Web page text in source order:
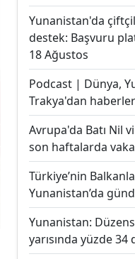
Yunanistan'da
destek: Başvuru
18 Ağustos
Podcast | Dünya,
Trakya'dan haberler
Avrupa'da Batı Nil
son haftalarda
Türkiye’nin
Yunanistan’da
Yunanistan:
yarısında yüzde 34